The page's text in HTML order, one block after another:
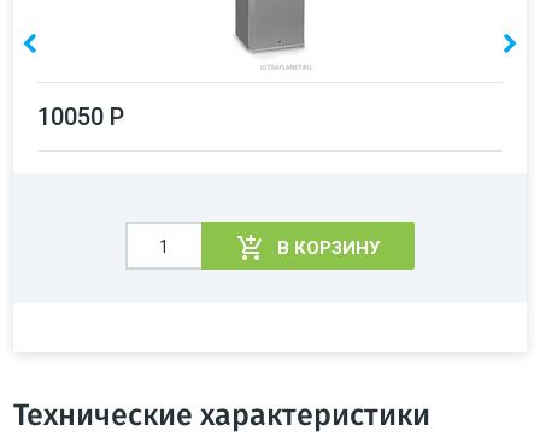
10050 Р
В КОРЗИНУ
Технические характеристики